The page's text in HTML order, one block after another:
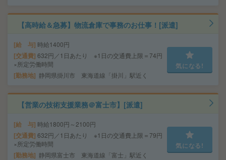
【高時給＆急募】物流倉庫で事務のお仕事！[派遣]
給 与 時給1400円
交通費 632円／1日あたり ※1日の交通費上限＝74円
×所定労働時間
勤務地 静岡県掛川市 東海道線「掛川」駅近く
気になる!
【営業の技術支援業務＠富士市】[派遣]
給 与 時給1800円～2100円
交通費 632円／1日あたり ※1日の交通費上限＝79円
×所定労働時間
勤務地 静岡県富士市 東海道線「富士」駅近く
気になる!